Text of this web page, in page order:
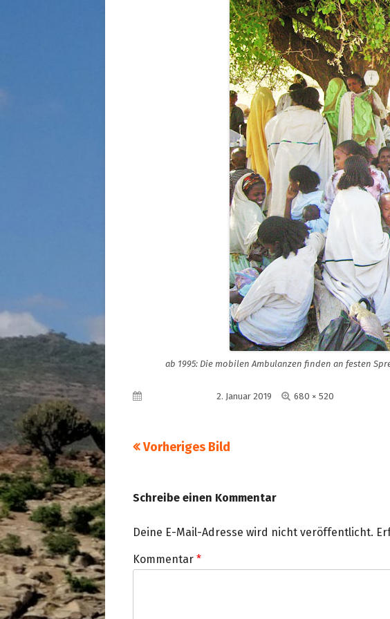
SÜDAFRIKA — PFLEGEEINRICHTUNG FÜR
HIV-WAISENKINDER
SÜDAFRIKA — SCHUL- UND
FÖRDERZENTRUM
ABGESCHLOSSENE PROJEKTE
ab 1995: Die mobilen Ambulanzen finden an festen
Veröffentlicht am2. Januar 2019
Volle
680 × 520
Vorheriges Bild
Schreibe einen Kommentar
Deine E-Mail-Adresse wird nicht veröffentlicht.
Kommentar *